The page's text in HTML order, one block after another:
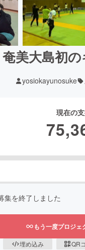
美大島初
yosiokayunosuke
現在の
集を終了しました
もう一度プロジ
埋め込み QR